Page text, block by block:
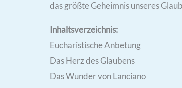
das größte Geheimnis unseres
Inhaltsverzeichnis:
Eucharistische Anbetung
Das Herz des Glaubens
Das Wunder von Lanciano